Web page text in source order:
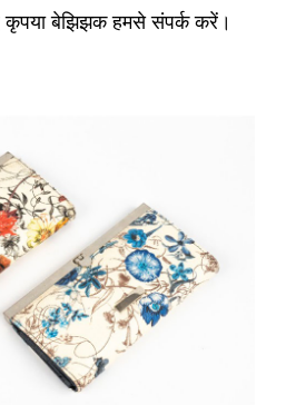
कृपया बेझिझक हमसे संपर्क करें।